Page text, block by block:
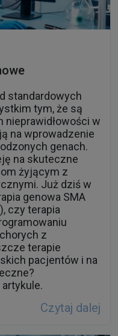
tym, że są
na wprowadzenie
genach.
na skuteczne
żyjącym z
Już dziś w
genowa SMA
czy terapia
z
terapie
pacjentów i na